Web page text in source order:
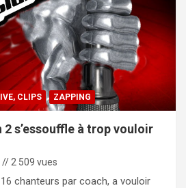
CLIPS ZAPPING
2 s’essouffle à trop vouloir
// 2 509 vues
chanteurs par coach, a vouloir